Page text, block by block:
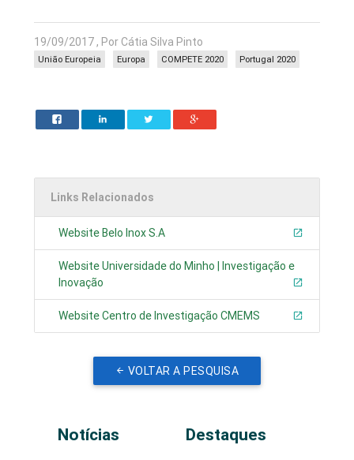
19/09/2017 , Por Cátia Silva Pinto
Portugal 2020
COMPETE 2020
Europa
União Europeia
Links Relacionados
Website Belo Inox S.A
Website Universidade do Minho | Investigação e
Inovação
Website Centro de Investigação CMEMS
VOLTAR A PESQUISA
Notícias Destaques